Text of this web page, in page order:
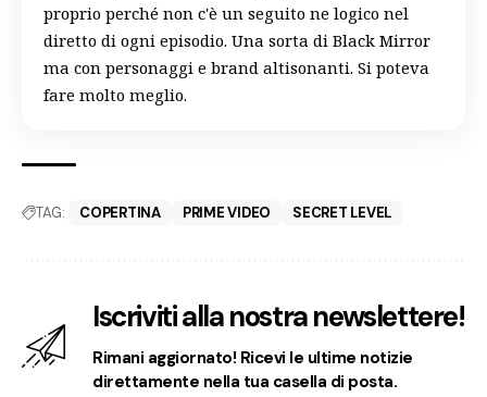
proprio perché non c'è un seguito ne logico nel
diretto di ogni episodio. Una sorta di Black Mirror
ma con personaggi e brand altisonanti. Si poteva
fare molto meglio.
TAG: COPERTINA PRIME VIDEO SECRET LEVEL
Iscriviti alla nostra newslettere!
Rimani aggiornato! Ricevi le ultime notizie
direttamente nella tua casella di posta.